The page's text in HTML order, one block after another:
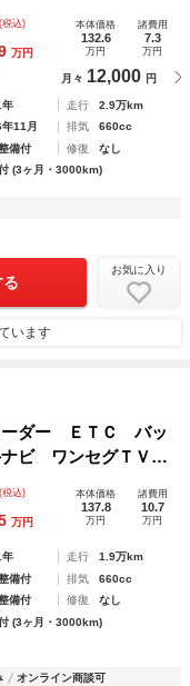
ー スマートキー
トリフター
税込)
万円
本体価格
132.6
万円
諸費用
7.3
万円
月々 12,000 円
走行
2.9万km
11月 排気
660cc
備付 修復
なし
(3ヶ月・3000km)
お気に入り
います
ーダー ＥＴＣ バッ
ナビ ワンセグＴＶ
突被害軽減システ
イドリングストッ
税込)
万円
本体価格
137.8
万円
諸費用
10.7
万円
走行
1.9万km
備付 排気
660cc
備付 修復
なし
(3ヶ月・3000km)
オンライン商談可